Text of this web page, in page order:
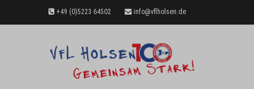
+49 (0)5223 64502 info@vflholsen.de